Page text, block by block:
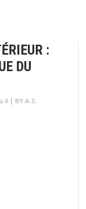
:
DU
0 | BYA.S.